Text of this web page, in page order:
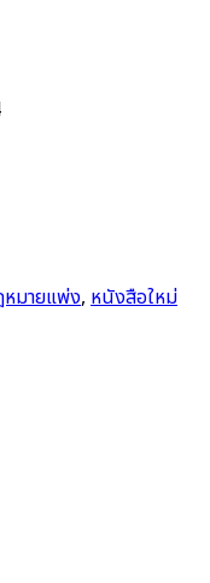
มายแพ่ง, หนังสือใหม่